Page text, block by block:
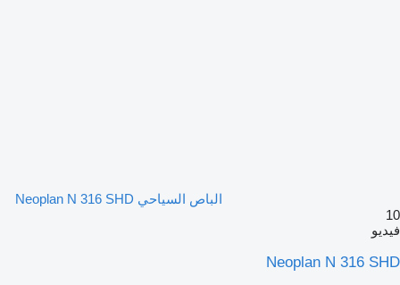
الباص السياحي Neoplan N 316 SHD
10
فيديو
Neoplan N 316 SHD